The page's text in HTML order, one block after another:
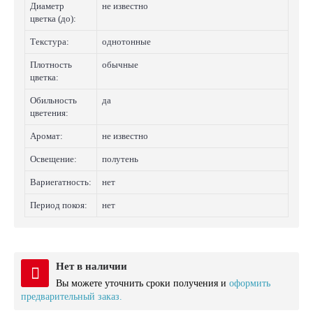
Диаметр
цветка (до):
не известно
Текстура: однотонные
Плотность
цветка:
обычные
Обильность
цветения:
да
Аромат: не известно
Освещение: полутень
Вариегатность: нет
Период покоя: нет
Нет в наличии
Вы можете уточнить сроки получения и оформить
предварительный заказ.